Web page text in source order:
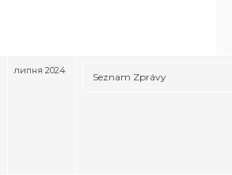
липня 2024
Seznam Zprávy